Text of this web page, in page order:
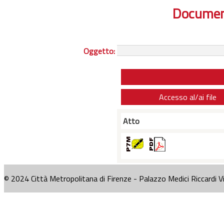
Oggetto:
Accesso al/ai file
Atto
© 2024 Città Metropolitana di Firenze - Palazzo Medici Riccardi